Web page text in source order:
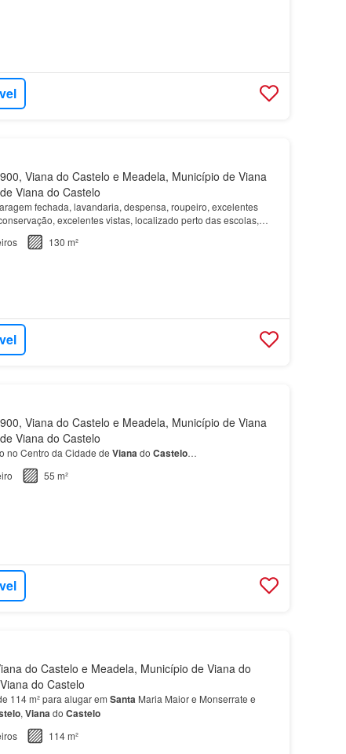
Viana do Castelo e Meadela, Município de Viana
Viana do Castelo
fechada, lavandaria, despensa, roupeiro, excelentes
excelentes vistas, localizado perto das escolas,
todos os serviços
130 m²
Viana do Castelo e Meadela, Município de Viana
Viana do Castelo
no Centro da Cidade de Vianado Castelo…
55 m²
do Castelo e Meadela, Município de Viana do
do Castelo
114 m² para alugar em Santa Maria Maior e Monserrate e
, Vianado Castelo
114 m²